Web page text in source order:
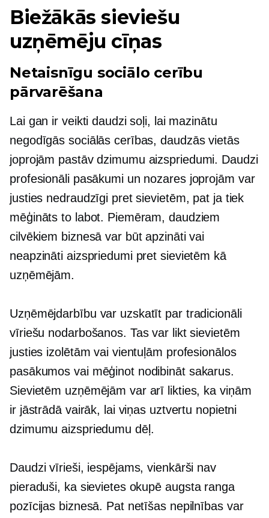
Biežākās sieviešu
uzņēmēju cīņas
Netaisnīgu sociālo cerību
pārvarēšana
Lai gan ir veikti daudzi soļi, lai mazinātu
negodīgās sociālās cerības, daudzās vietās
joprojām pastāv dzimumu aizspriedumi. Daudzi
profesionāli pasākumi un nozares joprojām var
justies nedraudzīgi pret sievietēm, pat ja tiek
mēģināts to labot. Piemēram, daudziem
cilvēkiem biznesā var būt apzināti vai
neapzināti aizspriedumi pret sievietēm kā
uzņēmējām.
Uzņēmējdarbību var uzskatīt par tradicionāli
vīriešu nodarbošanos. Tas var likt sievietēm
justies izolētām vai vientuļām profesionālos
pasākumos vai mēģinot nodibināt sakarus.
Sievietēm uzņēmējām var arī likties, ka viņām
ir jāstrādā vairāk, lai viņas uztvertu nopietni
dzimumu aizspriedumu dēļ.
Daudzi vīrieši, iespējams, vienkārši nav
pieraduši, ka sievietes okupē augsta ranga
pozīcijas biznesā. Pat netīšas nepilnības var